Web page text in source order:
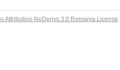
Attribution-NoDerivs 3.0 Romania License.